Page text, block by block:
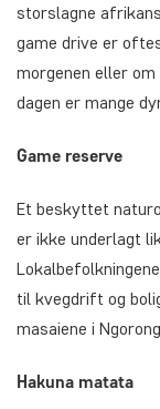
storslagne
game drive er
morgenen eller
dagen er mange
Game reserve
Et beskyttet
er ikke underlagt
til kvegdrift og
masaiene i
Hakuna matata